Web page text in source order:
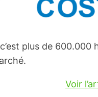
plus de
Voir